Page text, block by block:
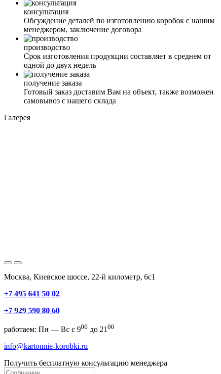
консультация
Обсуждение деталей по изготовлению коробок с нашим
менеджером, заключение договора
производство
Срок изготовления продукции составляет в среднем от
одной до двух недель
получение заказа
Готовый заказ доставим Вам на объект, также возможен
самовывоз с нашего склада
Галерея
Москва, Киевское шоссе, 22-й километр, 6с1
+7 495 641 50 02
+7 929 590 80 60
работаем: Пн — Вс с 900 до 21 00
info@kartonnie-korobki.ru
Получить бесплатную консультацию менеджера